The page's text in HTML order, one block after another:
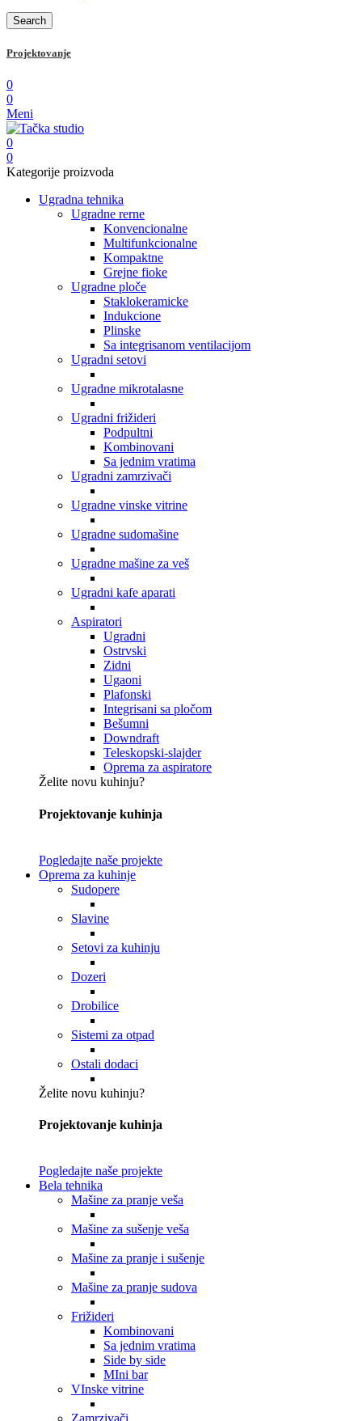
Search
Projektovanje
0
0
Meni
0
0
Kategorije proizvoda
Ugradna tehnika
Ugradne rerne
Konvencionalne
Multifunkcionalne
Kompaktne
Grejne fioke
Ugradne ploče
Staklokeramicke
Indukcione
Plinske
Sa integrisanom ventilacijom
Ugradni setovi
Ugradne mikrotalasne
Ugradni frižideri
Podpultni
Kombinovani
Sa jednim vratima
Ugradni zamrzivači
Ugradne vinske vitrine
Ugradne sudomašine
Ugradne mašine za veš
Ugradni kafe aparati
Aspiratori
Ugradni
Ostrvski
Zidni
Ugaoni
Plafonski
Integrisani sa pločom
Bešumni
Downdraft
Teleskopski-slajder
Oprema za aspiratore
Želite novu kuhinju?
Projektovanje kuhinja
Pogledajte naše projekte
Oprema za kuhinje
Sudopere
Slavine
Setovi za kuhinju
Dozeri
Drobilice
Sistemi za otpad
Ostali dodaci
Želite novu kuhinju?
Projektovanje kuhinja
Pogledajte naše projekte
Bela tehnika
Mašine za pranje veša
Mašine za sušenje veša
Mašine za pranje i sušenje
Mašine za pranje sudova
Frižideri
Kombinovani
Sa jednim vratima
Side by side
MIni bar
VInske vitrine